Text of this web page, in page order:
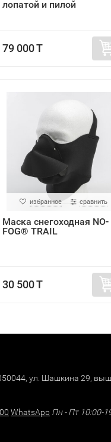
лопатой и пилой
79 000 T
избранное сравнить
Маска снегоходная NO-
FOG® TRAIL
30 500 T
ул. Шашкина 29,
WhatsApp Пн - Пт 10:00-